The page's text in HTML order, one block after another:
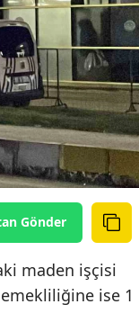
Gönder
maden işçisi
ise 1